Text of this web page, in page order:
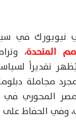
في سبتمبر 2016
المتحدة،
تقديراً
مجاملة
المحوري في
وفي الحفاظ على